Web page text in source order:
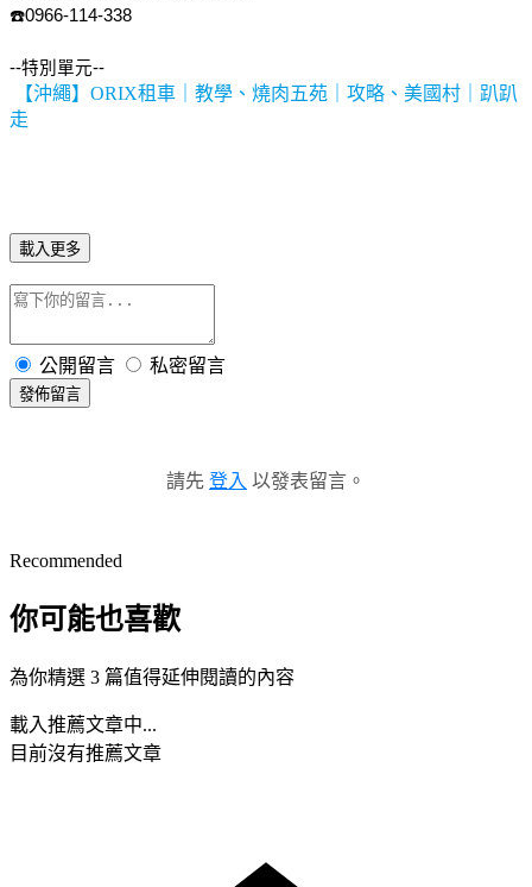
☎️0966-114-338
--特別單元--
【沖繩】ORIX租車｜教學、燒肉五苑｜攻略、美國村｜趴趴
走
載入更多
公開留言 私密留言
發佈留言
請先 登入 以發表留言。
Recommended
你可能也喜歡
為你精選 3 篇值得延伸閱讀的內容
載入推薦文章中...
目前沒有推薦文章